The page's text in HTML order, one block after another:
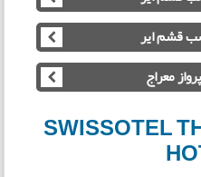
معراج
SWISSOTEL